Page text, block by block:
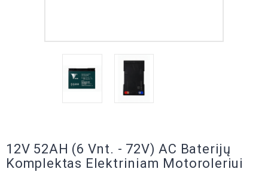
12V 52AH (6 Vnt. - 72V) AC Baterijų
Komplektas Elektriniam Motoroleriui